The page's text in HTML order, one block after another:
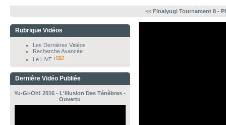
<< Finalyugi Tournament 8 -
Rubrique Vidéos
Les Dernières Vidéos
Recherche Avancée
Le LIVE !
Dernière Vidéo Publiée
Yu-Gi-Oh! 2016 - L'illusion Des Ténèbres -
Ouvertu